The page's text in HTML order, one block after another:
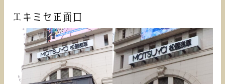
エキミセ正面口